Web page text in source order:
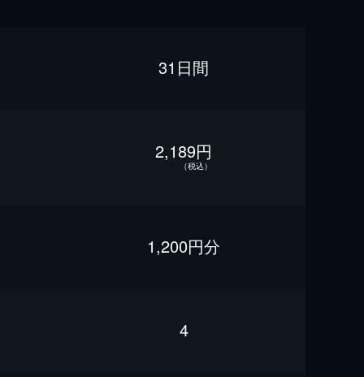
31日間
2,189円
（税込）
1,200円分
4